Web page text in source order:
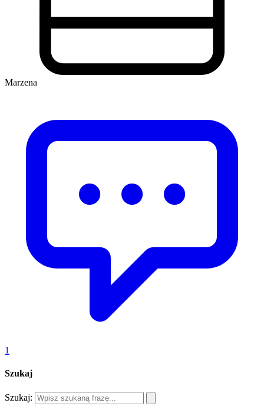
Marzena
1
Szukaj
Szukaj: